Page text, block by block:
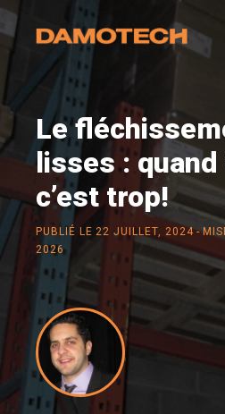
Le
lisses :
c’est trop!
PUBLIÉ LE 22 JUILLET, 2024-
2026